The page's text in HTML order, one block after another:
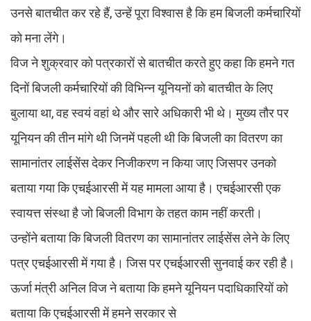
उनसे बातचीत कर रहे हैं, उन्हें पूरा विश्वास है कि हम बिजली कर्मचारियों
को मना लेंगे।
विज ने शुक्रवार को पत्रकारों से बातचीत करते हुए कहा कि हमने गत
दिनों बिजली कर्मचारियों की विभिन्न यूनियनों को बातचीत के लिए
बुलाया था, वह स्वयं वहां थे और सारे अधिकारी भी थे। मुख्य तौर पर
यूनियन की तीन मांगे थी जिनमें पहली थी कि बिजली का वितरण का
सामानांतर लाईसेंस देकर निजीकरण न किया जाए जिसपर उनको
बताया गया कि एचईआरसी में यह मामला आया है। एचईआरसी एक
स्वायत्त संस्था है जो बिजली विभाग के तहत काम नहीं करती।
उन्होंने बताया कि बिजली वितरण का सामानांतर लाईसेंस लेने के लिए
पत्र एचईआरसी में गया है। जिस पर एचईआरसी सुनवाई कर रही है।
ऊर्जा मंत्री अनिल विज ने बताया कि हमने यूनियन पदाधिकारियों को
बताया कि एचईआरसी में हमने सरकार से